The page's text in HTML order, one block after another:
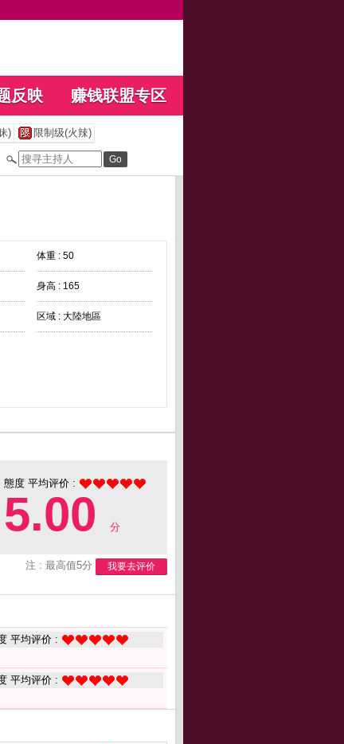
反映 赚钱联盟专区
) 限制级(火辣)
体重 : 50
身高 : 165
区域 : 大陸地區
態度 平均评价 :
5.00 分
注 : 最高值5分 我要去评价
平均评价 :
平均评价 :